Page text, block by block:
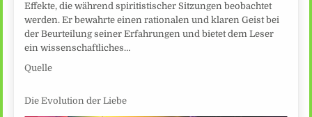
Effekte, die während spiritistischer Sitzungen beobachtet
werden. Er bewahrte einen rationalen und klaren Geist bei
der Beurteilung seiner Erfahrungen und bietet dem Leser
ein wissenschaftliches…
Quelle
Die Evolution der Liebe